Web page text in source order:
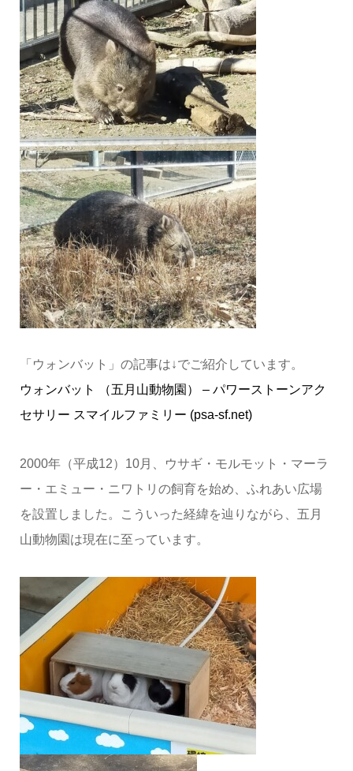
「ウォンバット」の記事は↓でご紹介しています。
ウォンバット （五月山動物園） – パワーストーンアク
セサリー スマイルファミリー (psa-sf.net)
2000年（平成12）10月、ウサギ・モルモット・マーラ
ー・エミュー・ニワトリの飼育を始め、ふれあい広場
を設置しました。こういった経緯を辿りながら、五月
山動物園は現在に至っています。